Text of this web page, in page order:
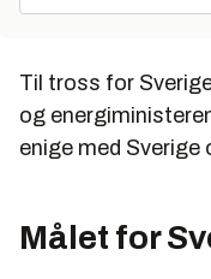
Til tross for
og
enige med
Målet for